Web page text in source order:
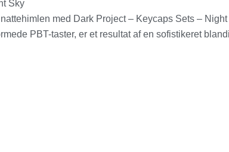
Sky
med Dark Project – Keycaps Sets –
PBT-taster, er et resultat af en sofistikeret